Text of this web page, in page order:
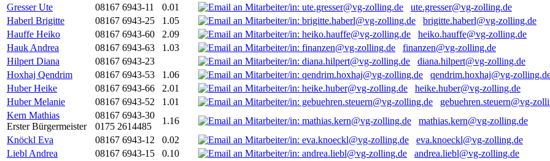
Gresser Ute
08167 6943-11 0.01
ute.gresser@vg-zolling.de
Haberl Brigitte
08167 6943-25 1.05
brigitte.haberl@vg-zolling.de
Hauffe Heiko
08167 6943-60 2.09
heiko.hauffe@vg-zolling.de
Hauk Andrea
08167 6943-63 1.03
finanzen@vg-zolling.de
Hilpert Diana
08167 6943-23
diana.hilpert@vg-zolling.de
Hoxhaj Qendrim
08167 6943-53 1.06
qendrim.hoxhaj@vg-
Huber Heike
08167 6943-66 2.01
heike.huber@vg-zolling.de
Huber Melanie
08167 6943-52 1.01
gebuehren.steuern@vg-
Kern Mathias
Erster Bürgermeister
08167 6943-30
0175 2614485
1.16
mathias.kern@vg-zolling.de
Knöckl Eva
08167 6943-12 0.02
eva.knoeckl@vg-zolling.de
Liebl Andrea
08167 6943-15 0.10
andrea.liebl@vg-zolling.de